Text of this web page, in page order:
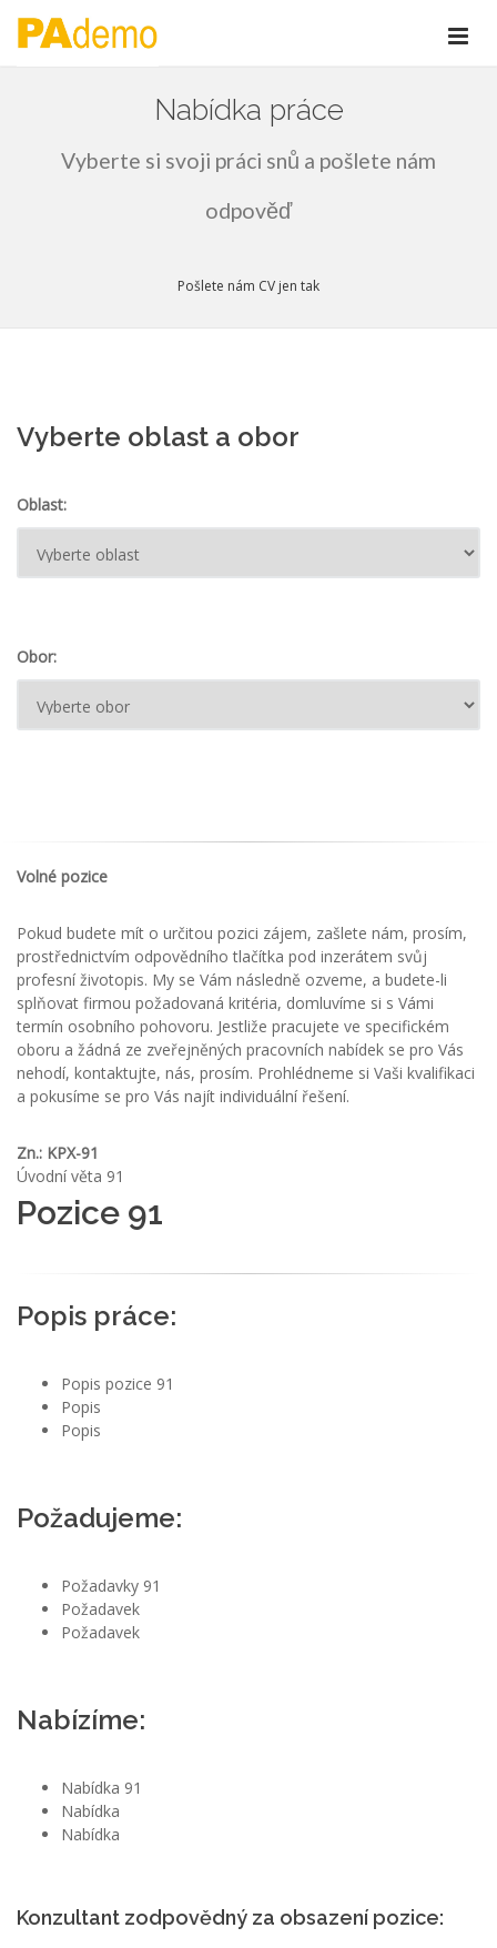
Nabídka práce
Vyberte si svoji práci snů a pošlete nám
odpověď
Pošlete nám CV jen tak
Vyberte oblast a obor
Oblast:
Obor:
Volné pozice
Pokud budete mít o určitou pozici zájem, zašlete nám, prosím,
prostřednictvím odpovědního tlačítka pod inzerátem svůj
profesní životopis. My se Vám následně ozveme, a budete-li
splňovat firmou požadovaná kritéria, domluvíme si s Vámi
termín osobního pohovoru. Jestliže pracujete ve specifickém
oboru a žádná ze zveřejněných pracovních nabídek se pro Vás
nehodí, kontaktujte, nás, prosím. Prohlédneme si Vaši kvalifikaci
a pokusíme se pro Vás najít individuální řešení.
Zn.: KPX-91
Úvodní věta 91
Pozice 91
Popis práce:
Popis pozice 91
Popis
Popis
Požadujeme:
Požadavky 91
Požadavek
Požadavek
Nabízíme:
Nabídka 91
Nabídka
Nabídka
Konzultant zodpovědný za obsazení pozice: